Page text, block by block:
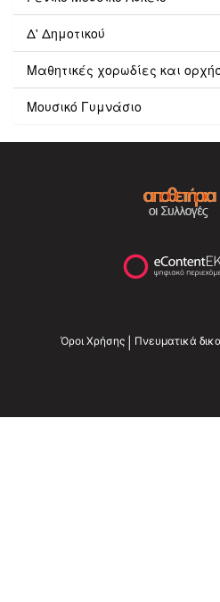
Δ' Δημοτικού
Μαθητικές χορωδίες και
Μουσικό Γυμνάσιο